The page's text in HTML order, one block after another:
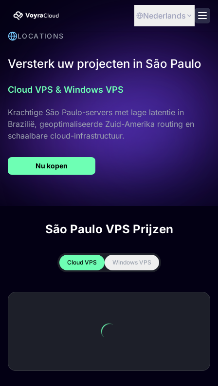
Nederlands
LOCATIONS
Versterk uw projecten in São Paulo
Cloud VPS & Windows VPS
Krachtige São Paulo-servers met lage latentie in
Brazilië, geoptimaliseerde Zuid-Amerika routing en
schaalbare cloud-infrastructuur.
Nu kopen
São Paulo VPS Prijzen
Cloud VPS Windows VPS